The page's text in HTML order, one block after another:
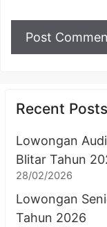
Recent Posts
Lowongan
Blitar Tahun
28/02/2026
Lowongan
Tahun 2026